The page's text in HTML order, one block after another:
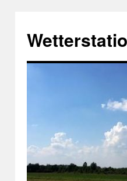
springen